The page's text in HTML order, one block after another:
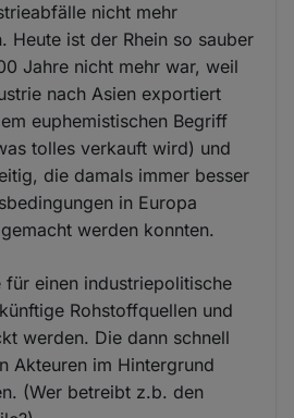
nicht mehr
Heute ist der Rhein so sauber
Jahre nicht mehr war, weil
nach Asien exportiert
euphemistischen Begriff
tolles verkauft wird) und
die damals immer besser
in Europa
werden konnten.
für einen industriepolitische
Rohstoffquellen und
werden. Die dann schnell
Akteuren im Hintergrund
(Wer betreibt z.b. den